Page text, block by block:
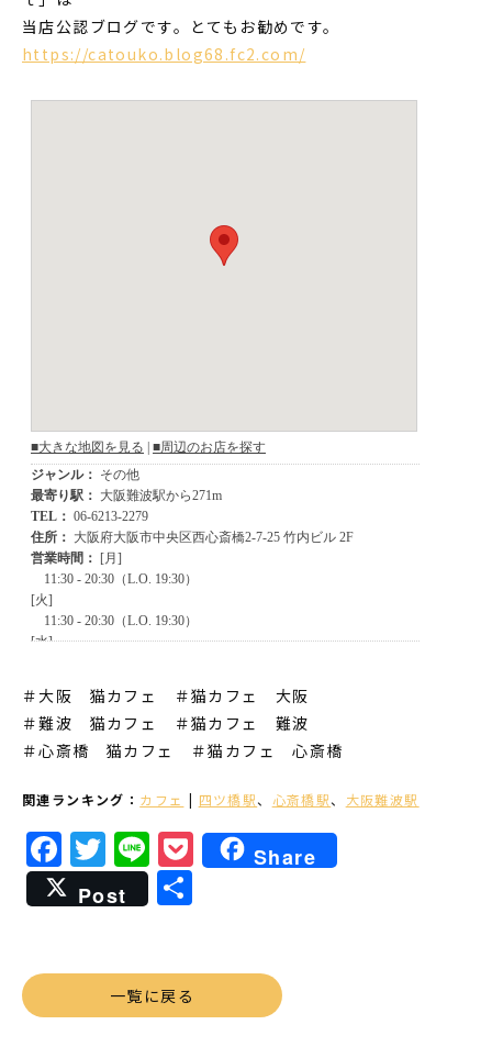
当店公認ブログです。とてもお勧めです。
https://catouko.blog68.fc2.com/
＃大阪 猫カフェ ＃猫カフェ 大阪
＃難波 猫カフェ
＃猫カフェ 難波
＃心斎橋 猫カフェ
＃猫カフェ 心斎橋
関連ランキング： カフェ | 四ツ橋駅、 心斎橋駅、 大阪難波駅
Facebook
Twitter
LinePocket
Share
Post
共
一覧に戻る